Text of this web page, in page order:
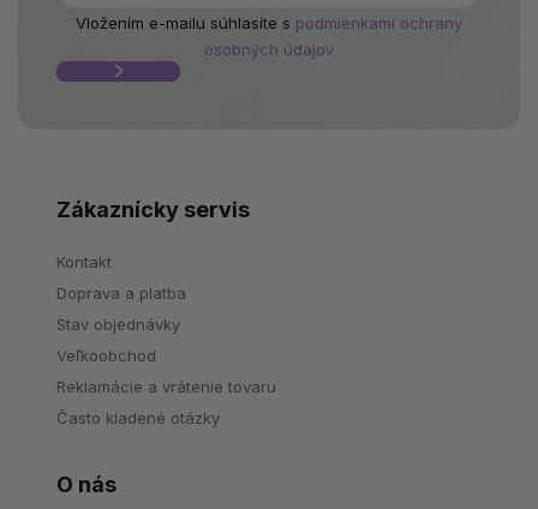
Vložením e-mailu súhlasíte s podmienkami ochrany
osobných údajov
Zákaznícky servis
Kontakt
Doprava a platba
Stav objednávky
Veľkoobchod
Reklamácie a vrátenie tovaru
Často kladené otázky
O nás